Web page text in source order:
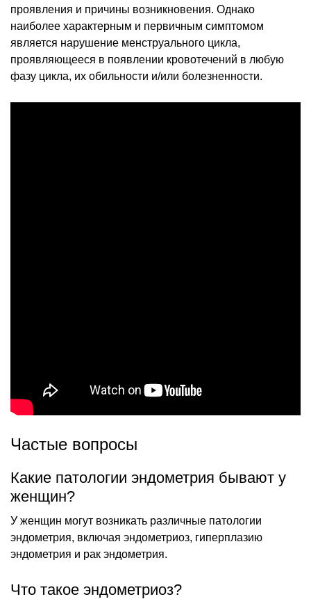
проявления и причины возникновения. Однако
наиболее характерным и первичным симптомом
является нарушение менструального цикла,
проявляющееся в появлении кровотечений в любую
фазу цикла, их обильности и/или болезненности.
Частые вопросы
Какие патологии эндометрия бывают у
женщин?
У женщин могут возникать различные патологии
эндометрия, включая эндометриоз, гиперплазию
эндометрия и рак эндометрия.
Что такое эндометриоз?